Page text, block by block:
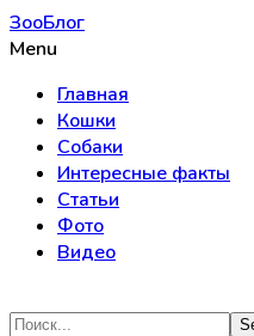
ЗооБлог
Menu
Главная
Кошки
Собаки
Интересные факты
Статьи
Фото
Видео